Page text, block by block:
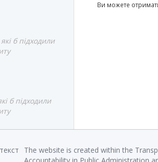
б підходили
б підходили
Ви можете
The website is created within the